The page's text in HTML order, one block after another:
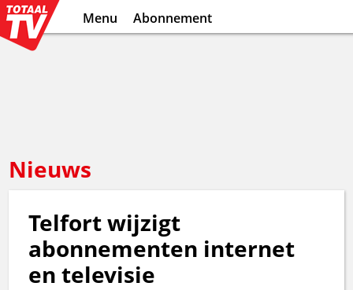
Menu Abonnement
Nieuws
Telfort wijzigt
abonnementen internet
en televisie